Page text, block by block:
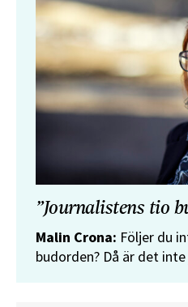
”Journalistens tio
Malin Crona: Följer du
budorden? Då är det